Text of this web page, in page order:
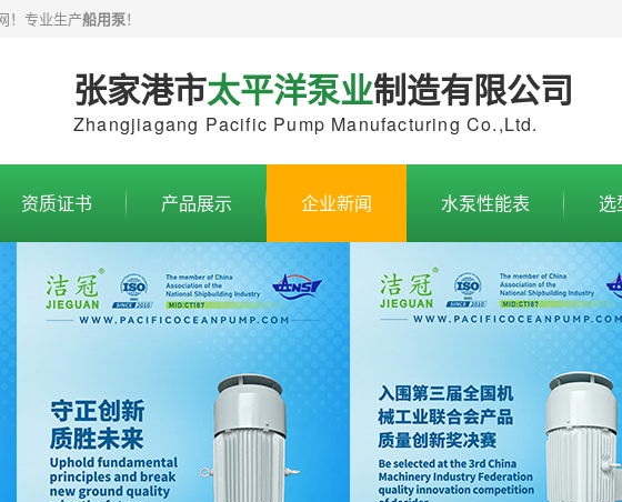
！专业生产船用泵！
张家港市太平洋泵业制造有限公司
Zhangjiagang Pacific Pump Manufacturing Co.,Ltd.
资质证书 产品展示 企业新闻 水泵性能表 选